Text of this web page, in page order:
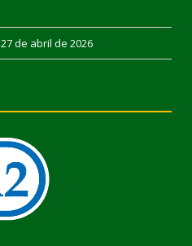
27 de abril de 2026